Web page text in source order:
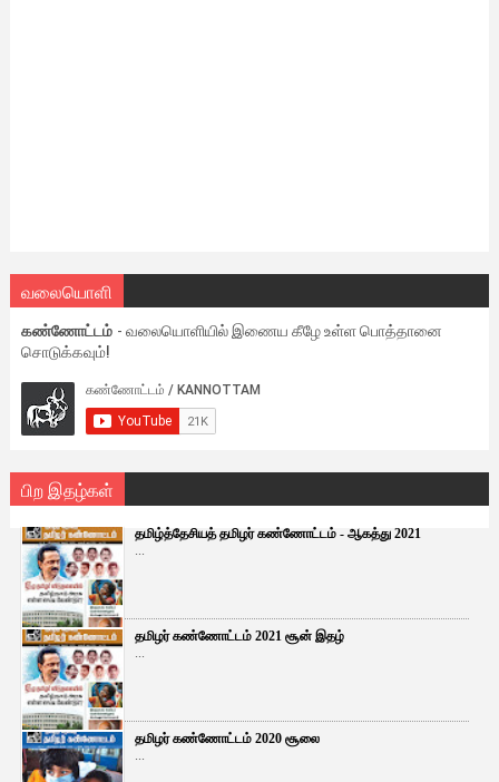
வலையொளி
கண்ணோட்டம் - வலையொளியில் இணைய கீழே உள்ள பொத்தானை
சொடுக்கவும்!
பிற இதழ்கள்
தமிழ்த்தேசியத் தமிழர் கண்ணோட்டம் - ஆகத்து 2021
...
தமிழர் கண்ணோட்டம் 2021 சூன் இதழ்
...
தமிழர் கண்ணோட்டம் 2020 சூலை
...